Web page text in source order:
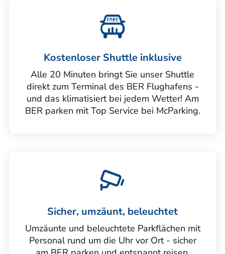
Kostenloser Shuttle inklusive
Alle 20 Minuten bringt Sie unser Shuttle
direkt zum Terminal des BER Flughafens -
und das klimatisiert bei jedem Wetter! Am
BER parken mit Top Service bei McParking.
Sicher, umzäunt, beleuchtet
Umzäunte und beleuchtete Parkflächen mit
Personal rund um die Uhr vor Ort - sicher